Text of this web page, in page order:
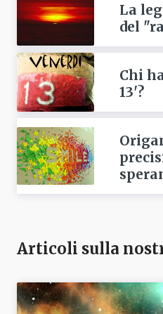
La
del
Chi
13'?
Articoli sulla